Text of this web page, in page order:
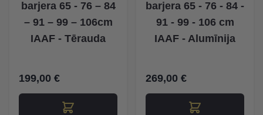
barjera 65 - 76 – 84
– 91 – 99 – 106cm
IAAF - Tērauda
199,00 €
barjera 65 - 76 - 84 -
91 - 99 - 106 cm
IAAF - Alumīnija
269,00 €